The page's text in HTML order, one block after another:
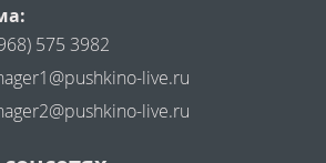
575 3982
live.ru
live.ru